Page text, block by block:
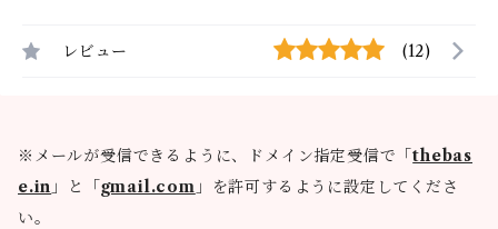
レビュー (12)
※メールが受信できるように、ドメイン指定受信で「thebas
e.in 」と「gmail.com 」を許可するように設定してくださ
い。